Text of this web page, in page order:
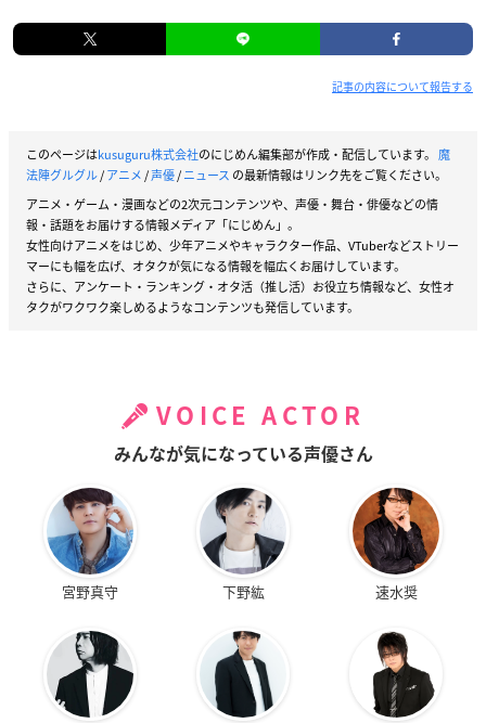
記事の内容について報告する
このページはkusuguru株式会社のにじめん編集部が作成・配信しています。 魔
法陣グルグル/アニメ/声優/ニュース の最新情報はリンク先をご覧ください。
アニメ・ゲーム・漫画などの2次元コンテンツや、声優・舞台・俳優などの情
報・話題をお届けする情報メディア「にじめん」。
女性向けアニメをはじめ、少年アニメやキャラクター作品、VTuberなどストリー
マーにも幅を広げ、オタクが気になる情報を幅広くお届けしています。
さらに、アンケート・ランキング・オタ活（推し活）お役立ち情報など、女性オ
タクがワクワク楽しめるようなコンテンツも発信しています。
VOICE ACTOR
みんなが気になっている声優さん
宮野真守 下野紘 速水奨